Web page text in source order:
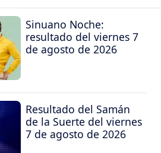
Sinuano Noche:
resultado del viernes 7
de agosto de 2026
Resultado del Samán
de la Suerte del viernes
7 de agosto de 2026